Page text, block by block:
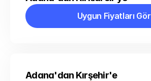
Uygun Fiyatları Gör
Uygun Fiyatları Gör
Adana'dan Kırşehir'e